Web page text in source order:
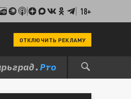
18+
ОТКЛЮЧИТЬ РЕКЛАМУ